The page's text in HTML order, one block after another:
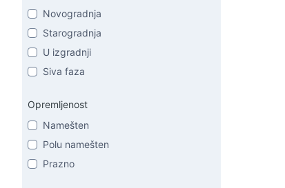
Novogradnja
Starogradnja
U izgradnji
Siva faza
Opremljenost
Namešten
Polu namešten
Prazno